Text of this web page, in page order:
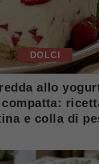
DOLCI
allo
e colla di